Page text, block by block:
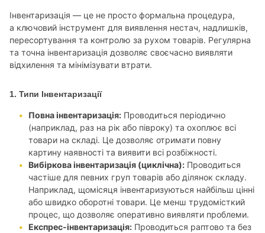
Інвентаризація — це не просто формальна процедура,
а ключовий інструмент для виявлення нестач, надлишків,
пересортування та контролю за рухом товарів. Регулярна
та точна інвентаризація дозволяє своєчасно виявляти
відхилення та мінімізувати втрати.
1. Типи Інвентаризації
Повна інвентаризація: Проводиться періодично
(наприклад, раз на рік або півроку) та охоплює всі
товари на складі. Це дозволяє отримати повну
картину наявності та виявити всі розбіжності.
Вибіркова інвентаризація (циклічна): Проводиться
частіше для певних груп товарів або ділянок складу.
Наприклад, щомісяця інвентаризуються найбільш цінні
або швидко оборотні товари. Це менш трудомісткий
процес, що дозволяє оперативно виявляти проблеми.
Експрес-інвентаризація: Проводиться раптово та без